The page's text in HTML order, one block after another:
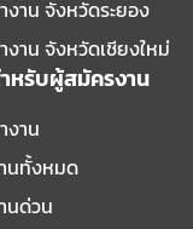
งาน จังหวัดระยอง
งาน จังหวัดเชียงใหม่
หรับผู้สมัครงาน
งาน
นทั้งหมด
นด่วน